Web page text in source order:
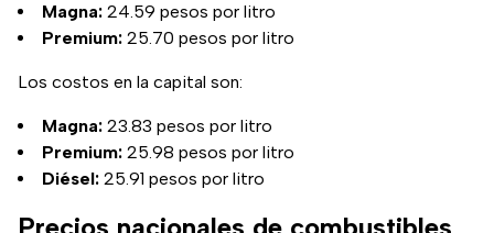
Magna: 24.59 pesos por litro
Premium: 25.70 pesos por litro
Los costos en la capital son:
Magna: 23.83 pesos por litro
Premium: 25.98 pesos por litro
Diésel: 25.91 pesos por litro